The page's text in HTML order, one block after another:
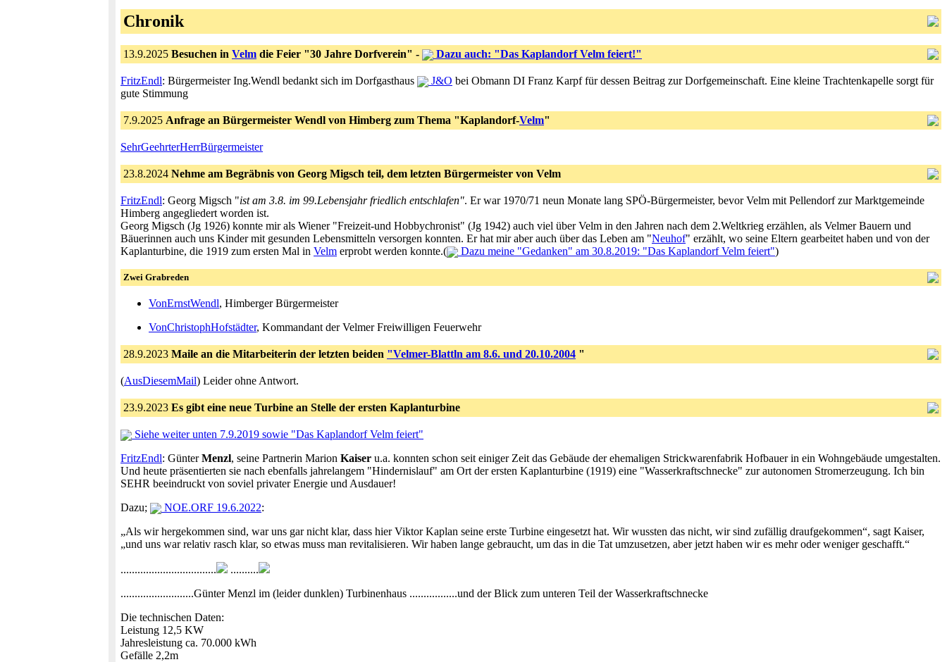
Chronik
13.9.2025 Besuchen in Velm die Feier "30 Jahre Dorfverein" - Dazu auch: "Das Kaplandorf Velm feiert!"
FritzEndl: Bürgermeister Ing.Wendl bedankt sich im Dorfgasthaus J&O bei Obmann DI Franz Karpf für dessen Beitrag zur Dorfgemeinschaft. Eine kleine Trachtenkapelle sorgt für
gute Stimmung
7.9.2025 Anfrage an Bürgermeister Wendl von Himberg zum Thema "Kaplandorf-Velm"
SehrGeehrterHerrBürgermeister
23.8.2024 Nehme am Begräbnis von Georg Migsch teil, dem letzten Bürgermeister von Velm
FritzEndl: Georg Migsch "ist am 3.8. im 99.Lebensjahr friedlich entschlafen". Er war 1970/71 neun Monate lang SPÖ-Bürgermeister, bevor Velm mit Pellendorf zur Marktgemeinde
Himberg angegliedert worden ist.
Georg Migsch (Jg 1926) konnte mir als Wiener "Freizeit-und Hobbychronist" (Jg 1942) auch viel über Velm in den Jahren nach dem 2.Weltkrieg erzählen, als Velmer Bauern und
Bäuerinnen auch uns Kinder mit gesunden Lebensmitteln versorgen konnten. Er hat mir aber auch über das Leben am "Neuhof" erzählt, wo seine Eltern gearbeitet haben und von der
Kaplanturbine, die 1919 zum ersten Mal in Velm erprobt werden konnte.( Dazu meine "Gedanken" am 30.8.2019: "Das Kaplandorf Velm feiert")
Zwei Grabreden
VonErnstWendl, Himberger Bürgermeister
VonChristophHofstädter, Kommandant der Velmer Freiwilligen Feuerwehr
28.9.2023 Maile an die Mitarbeiterin der letzten beiden "Velmer-Blattln am 8.6. und 20.10.2004 "
(AusDiesemMail) Leider ohne Antwort.
23.9.2023 Es gibt eine neue Turbine an Stelle der ersten Kaplanturbine
Siehe weiter unten 7.9.2019 sowie "Das Kaplandorf Velm feiert"
FritzEndl: GünterMenzl, seine Partnerin Marion Kaiser u.a. konnten schon seit einiger Zeit das Gebäude der ehemaligen Strickwarenfabrik Hofbauer in ein Wohngebäude umgestalten.
Und heute präsentierten sie nach ebenfalls jahrelangem "Hindernislauf" am Ort der ersten Kaplanturbine (1919) eine "Wasserkraftschnecke" zur autonomen Stromerzeugung. Ich bin
SEHR beeindruckt von soviel privater Energie und Ausdauer!
Dazu;
NOE.ORF 19.6.2022:
„Als wir hergekommen sind, war uns gar nicht klar, dass hier Viktor Kaplan seine erste Turbine eingesetzt hat. Wir wussten das nicht, wir sind zufällig draufgekommen“, sagt Kaiser,
„und uns war relativ rasch klar, so etwas muss man revitalisieren. Wir haben lange gebraucht, um das in die Tat umzusetzen, aber jetzt haben wir es mehr oder weniger geschafft.“
..................................
..........
..........................Günter Menzl im (leider dunklen) Turbinenhaus .................und der Blick zum unteren Teil der Wasserkraftschnecke
Die technischen Daten:
Leistung 12,5 KW
Jahresleistung ca. 70.000 kWh
Gefälle 2,2m